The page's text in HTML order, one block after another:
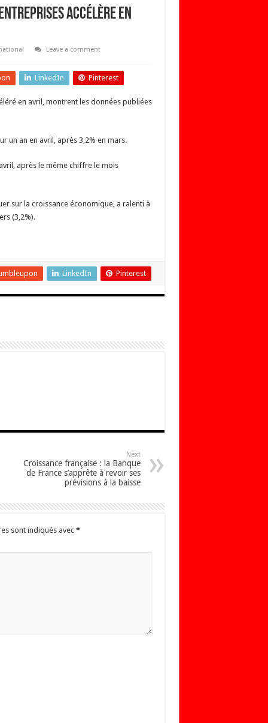
accélère en
Leave a comment
LinkedIn Pinterest
en avril, montrent les données publiées
un an en avril, après 3,2% en mars.
après le même chiffre le mois
sur la croissance économique, a ralenti à
(3,2%).
LinkedIn Pinterest
Next
Croissance française : la Banque
de France s’apprête à revoir ses
prévisions à la baisse
sont indiqués avec *